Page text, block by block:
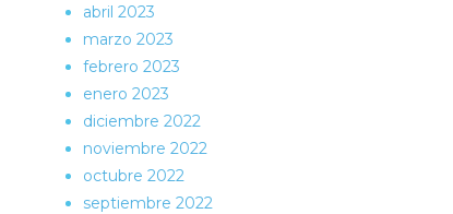
abril 2023
marzo 2023
febrero 2023
enero 2023
diciembre 2022
noviembre 2022
octubre 2022
septiembre 2022